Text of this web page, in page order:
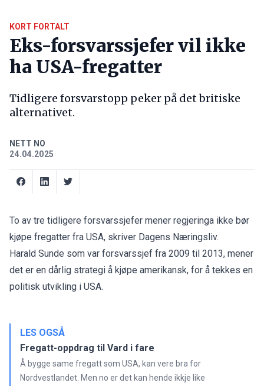
KORT FORTALT
Eks-forsvarssjefer vil ikke
ha USA-fregatter
Tidligere forsvarstopp peker på det britiske
alternativet.
NETT NO
24.04.2025
To av tre tidligere forsvarssjefer mener regjeringa ikke bør
kjøpe fregatter fra USA, skriver Dagens Næringsliv.
Harald Sunde som var forsvarssjef fra 2009 til 2013, mener
det er en dårlig strategi å kjøpe amerikansk, for å tekkes en
politisk utvikling i USA.
LES OGSÅ
Fregatt-oppdrag til Vard i fare
Å bygge same fregatt som USA, kan vere bra for
Nordvestlandet. Men no er det kan hende ikkje like